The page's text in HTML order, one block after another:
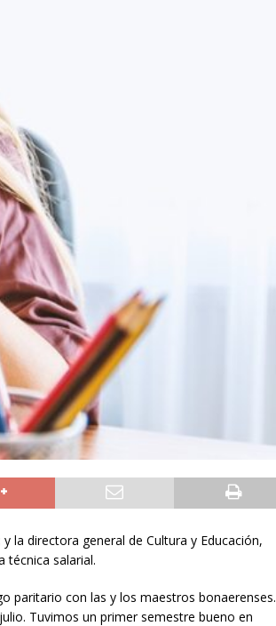
la directora general de Cultura y Educación,
técnica salarial.
paritario con las y los maestros bonaerenses.
Tuvimos un primer semestre bueno en